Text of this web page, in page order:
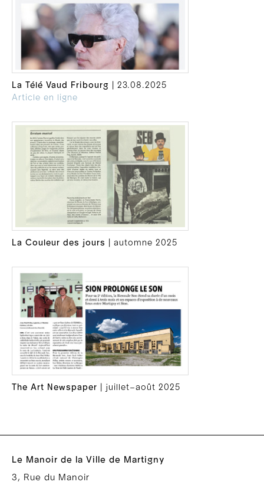
La Télé Vaud Fribourg
| 23.08.2025
Article en ligne
La Couleur des jours | automne 2025
The Art Newspaper | juillet–août 2025
Le Manoir de la Ville de Martigny
3, Rue du Manoir